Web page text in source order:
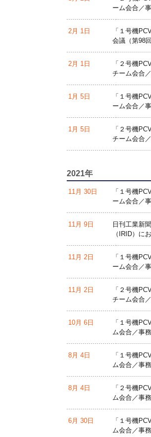
ーム会合／
2月 1日
「１号機
会議（第98
2月 1日
「２号機
チーム会合
1月 5日
「１号機
ーム会合／
1月 5日
「２号機
チーム会合
2021年
11月 30日
「１号機
ーム会合／
11月 9日
日刊工業新
（IRID）に
11月 2日
「１号機
ーム会合／
11月 2日
「２号機
チーム会合
10月 6日
「１号機
ム会合／事
8月 4日
「１号機
ム会合／事
8月 4日
「２号機
ム会合／事
6月 30日
「１号機
ム会合／事